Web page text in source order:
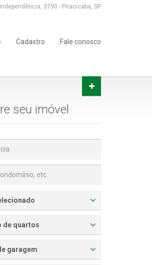
3790 - Piracicaba, SP
Cadastro Fale conosco
seu imóvel
de quartos
garagem